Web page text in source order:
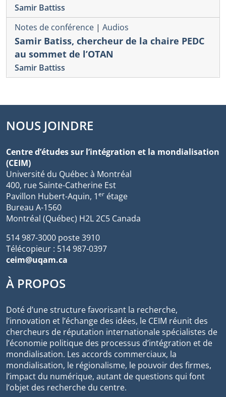
Samir Battiss
Notes de conférence | Audios
Samir Batiss, chercheur de la chaire PEDC
au sommet de l’OTAN
Samir Battiss
NOUS JOINDRE
Centre d’études sur l’intégration et la mondialisation
(CEIM)
Université du Québec à Montréal
400, rue Sainte-Catherine Est
Pavillon Hubert-Aquin, 1er étage
Bureau A-1560
Montréal (Québec) H2L 2C5 Canada
514 987-3000 poste 3910
Télécopieur : 514 987-0397
ceim@uqam.ca
À PROPOS
Doté d’une structure favorisant la recherche,
l’innovation et l’échange des idées, le CEIM réunit des
chercheurs de réputation internationale spécialistes de
l’économie politique des processus d’intégration et de
mondialisation. Les accords commerciaux, la
mondialisation, le régionalisme, le pouvoir des firmes,
l’impact du numérique, autant de questions qui font
l’objet des recherche du centre.